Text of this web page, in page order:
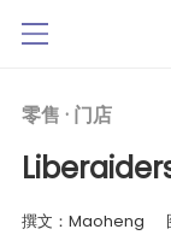
零售 · 门店
撰文：Maoheng